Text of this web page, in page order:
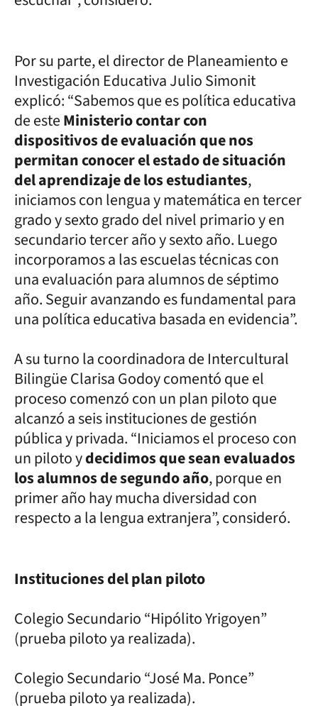
Por su parte, el director de Planeamiento e
Investigación Educativa Julio Simonit
explicó: “Sabemos que es política educativa
de esteMinisterio contar con
dispositivos de evaluación que nos
permitan conocer el estado de situación
del aprendizaje de los estudiantes,
iniciamos con lengua y matemática en tercer
grado y sexto grado del nivel primario y en
secundario tercer año y sexto año. Luego
incorporamos a las escuelas técnicas con
una evaluación para alumnos de séptimo
año. Seguir avanzando es fundamental para
una política educativa basada en evidencia”.
A su turno la coordinadora de Intercultural
Bilingüe Clarisa Godoy comentó que el
proceso comenzó con un plan piloto que
alcanzó a seis instituciones de gestión
pública y privada. “Iniciamos el proceso con
un piloto ydecidimos que sean evaluados
los alumnos de segundo año, porque en
primer año hay mucha diversidad con
respecto a la lengua extranjera”, consideró.
Instituciones del plan piloto
Colegio Secundario “Hipólito Yrigoyen”
(prueba piloto ya realizada).
Colegio Secundario “José Ma. Ponce”
(prueba piloto ya realizada).